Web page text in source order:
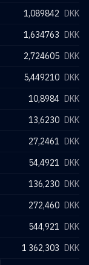
1,089842 DKK
1,634763 DKK
2,724605 DKK
5,449210 DKK
10,8984 DKK
13,6230 DKK
27,2461 DKK
54,4921 DKK
136,230 DKK
272,460 DKK
544,921 DKK
1 362,303 DKK